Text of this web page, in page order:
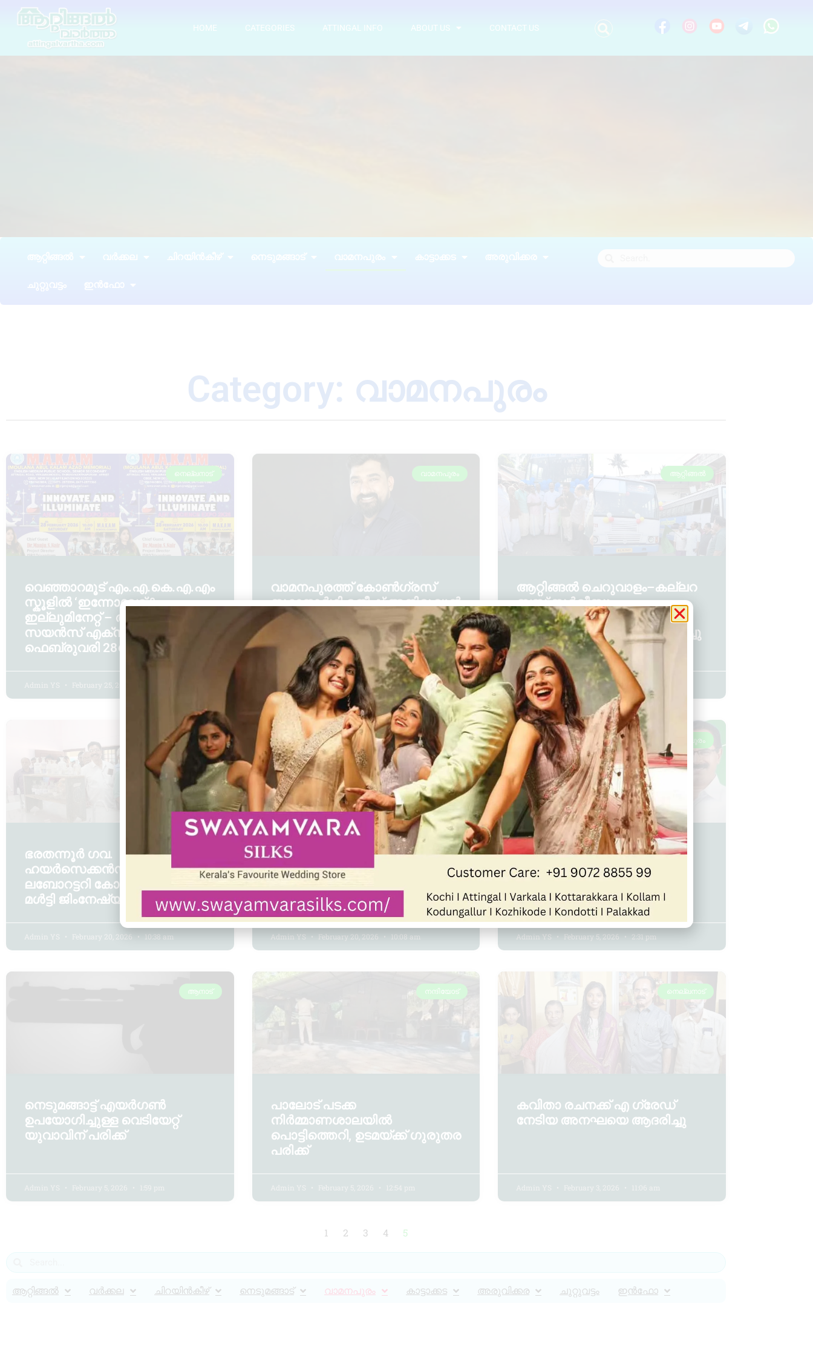
HOME CATEGORIES ATTINGAL INFO ABOUT US CONTACT US
ആറ്റിങ്ങൽ വർക്കല ചിറയിൻകീഴ് നെടുമങ്ങാട് വാമനപുരം കാട്ടാക്കട അരുവിക്കര
ചുറ്റുവട്ടം ഇൻഫോ
Category: വാമനപുരം
നെല്ലനാട്
വെഞ്ഞാറമൂട് എം.എ.കെ.എ.എം
സ്കൂളിൽ ‘ഇന്നോവേറ്റ് &
ഇല്ലുമിനേറ്റ് – ആർട്ട് &
സയൻസ് എക്സ്പോ 2K26’
ഫെബ്രുവരി 28ന്
Admin YS February 25, 2026
വാമനപുരം
വാമനപുരത്ത് കോൺഗ്രസ്‌
സ്ഥാനാർഥി രതീഷ് അനിരുദ്ധൻ
ആകുമെന്ന് സൂചന
Admin YS February 23, 2026 10:32 pm
ആറ്റിങ്ങൽ
ആറ്റിങ്ങൽ ചെറുവാളം–കല്ലറ
ബസ് സർവീസും
വെഞ്ഞാറമൂട്–മെഡിക്കൽ
കോളേജ് സർവീസും ആരംഭിച്ചു
Admin YS February 20, 2026 11:14 am
പാങ്ങോട്
ഭരതന്നൂര്‍ ഗവ.
ഹയര്‍സെക്കൻഡറി സ്‌കൂളില്‍
ലബോറട്ടറി കോംപ്ലക്‌സും
മള്‍ട്ടി ജിംനേഷ്യവും
Admin YS February 20, 2026 10:38 am
പെരിങ്ങമല
ഞാറനീലിക്കാണി ഗവ.യുപി
സ്കൂളിൽ വര്‍ണക്കൂടാരം
Admin YS February 20, 2026 10:08 am
വാമനപുരം
വാമനപുരത്ത് മിനി സിവിൽ
സ്റ്റേഷൻ: ബഡ്ജറ്റിൽ 2 കോടി
Admin YS February 5, 2026 2:31 pm
ആനാട്
നെടുമങ്ങാട്ട് എയർഗൺ
ഉപയോഗിച്ചുള്ള വെടിയേറ്റ്
യുവാവിന് പരിക്ക്
Admin YS February 5, 2026 1:59 pm
നന്ദിയോട്
പാലോട് പടക്ക
നിർമ്മാണശാലയിൽ
പൊട്ടിത്തെറി, ഉടമയ്ക്ക് ഗുരുതര
പരിക്ക്
Admin YS February 5, 2026 12:54 pm
നെല്ലനാട്
കവിതാ രചനക്ക് എ ഗ്രേഡ്
നേടിയ അനഘയെ ആദരിച്ചു
Admin YS February 3, 2026 11:06 am
1 2 3 4 5
ആറ്റിങ്ങൽ വർക്കല ചിറയിൻകീഴ് നെടുമങ്ങാട് വാമനപുരം കാട്ടാക്കട അരുവിക്കര ചുറ്റുവട്ടം ഇൻഫോ